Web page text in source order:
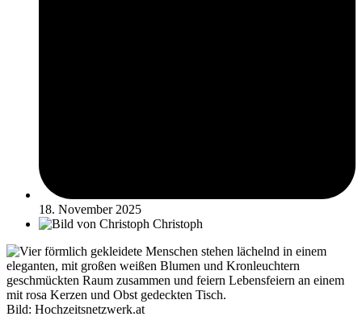
18. November 2025
Christoph
Bild: Hochzeitsnetzwerk.at